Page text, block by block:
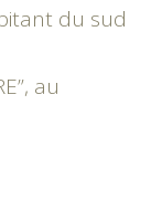
du sud
au